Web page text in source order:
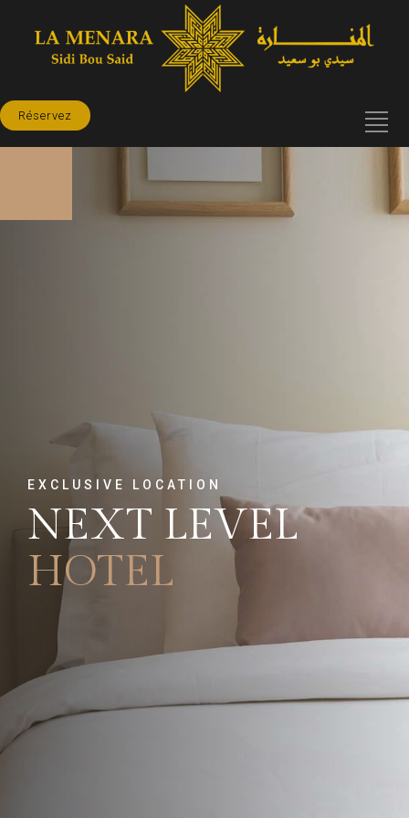
Réservez
EXCLUSIVE LOCATION
NEXT LEVEL
HOTEL